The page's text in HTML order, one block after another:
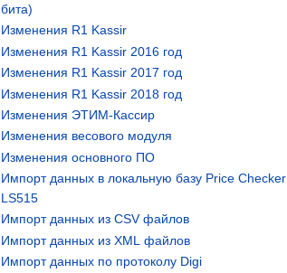
бита)
Изменения R1 Kassir
Изменения R1 Kassir 2016 год
Изменения R1 Kassir 2017 год
Изменения R1 Kassir 2018 год
Изменения ЭТИМ-Кассир
Изменения весового модуля
Изменения основного ПО
Импорт данных в локальную базу Price Checker
LS515
Импорт данных из CSV файлов
Импорт данных из XML файлов
Импорт данных по протоколу Digi